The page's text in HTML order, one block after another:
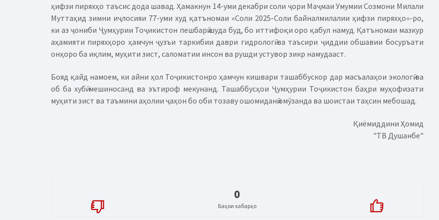
ҳифзи пиряхҳо таъсис дода шавад. Ҳамакнун 14-уми декабри соли ҷори Маҷмаи Умумии Созмони Милали
Муттаҳид зимни иҷлосияи 77-уми худ қатъномаи «Соли 2025-Соли байналмилалии ҳифзи пиряхҳо»-ро,
ки аз ҷониби Ҷумҳурии Тоҷикистон пешбарӣ шуда буд, бо иттифоқи оро қабул намуд. Қатъномаи мазкур
аҳамияти пиряхҳоро ҳамчун ҷузъи таркибии даври гидрологӣ ва таъсири ҷиддии обшавии босуръати
онҳоро ба иқлим, муҳити зист, саломатии инсон ва рушди устувор зикр намудааст.
Бояд қайд намоем, ки айни ҳол Тоҷикистонро ҳамчун кишвари ташаббускор дар масъалаҳои экологӣ ва
об ба хубӣ мешиносанд ва эътироф мекунанд. Ташаббусҳои Ҷумҳурии Тоҷикистон баҳри муҳофизати
муҳити зист ва таъмини аҳолии ҷаҳон бо оби тозаву ошомиданӣ омӯзанда ва шоистаи таҳсин мебошад.
Қиёмиддини Ҳомид
"ТВ Душанбе"
0
Баҳои хабарҳо